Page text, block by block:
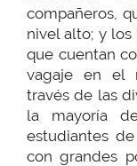
compañeros,
nivel alto; y los
que cuentan
vagaje en el
través de las
la mayoría
estudiantes
con grandes